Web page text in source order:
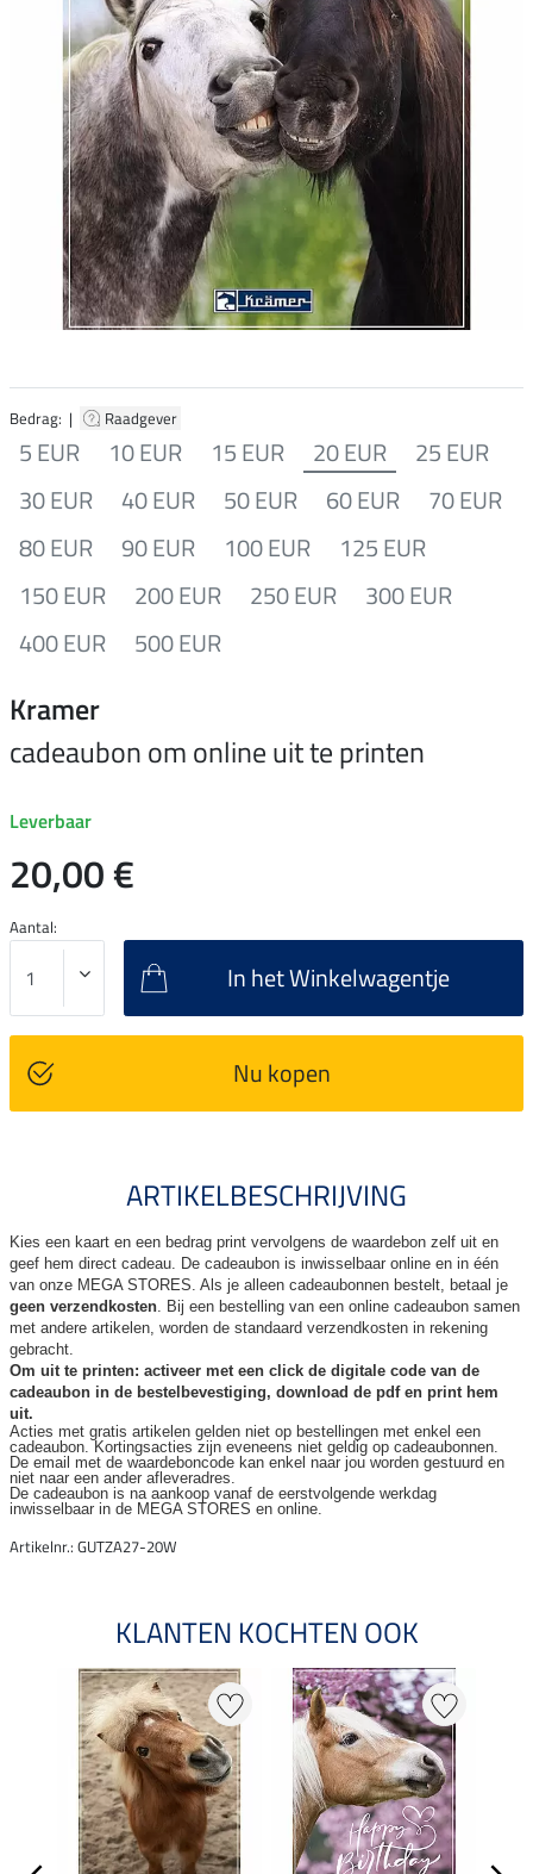
Bedrag: | Raadgever
5 EUR 10 EUR 15 EUR 20 EUR
25 EUR
30 EUR
40 EUR 50 EUR 60 EUR
70 EUR
80 EUR
90 EUR 100 EUR
125 EUR
150 EUR
200 EUR 250 EUR
300 EUR
400 EUR
500 EUR
Kramer
cadeaubon om online uit te printen
Leverbaar
20,00 €
Aantal:
In het Winkelwagentje
Nu kopen
ARTIKELBESCHRIJVING
Kies een kaart en een bedrag print vervolgens de waardebon zelf uit en
geef hem direct cadeau. De cadeaubon is inwisselbaar online en in één
van onze MEGA STORES. Als je alleen cadeaubonnen bestelt, betaal je
geen verzendkosten. Bij een bestelling van een online cadeaubon samen
met andere artikelen, worden de standaard verzendkosten in rekening
gebracht.
Om uit te printen: activeer met een click de digitale code van de
cadeaubon in de bestelbevestiging, download de pdf en print hem
uit.
Acties met gratis artikelen gelden niet op bestellingen met enkel een
cadeaubon. Kortingsacties zijn eveneens niet geldig op cadeaubonnen.
De email met de waardeboncode kan enkel naar jou worden gestuurd en
niet naar een ander afleveradres.
De cadeaubon is na aankoop vanaf de eerstvolgende werkdag
inwisselbaar in de MEGA STORES en online.
Artikelnr.: GUTZA27-20W
KLANTEN KOCHTEN OOK